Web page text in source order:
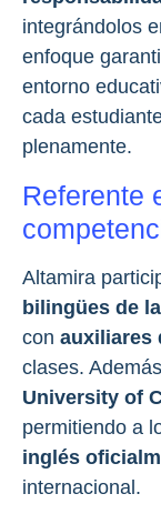
integrándolos
enfoque
entorno
cada
plenamente.
Referente
Altamira
bilingües de
con auxiliares
clases.
University of
permitiendo a
inglés
internacional.